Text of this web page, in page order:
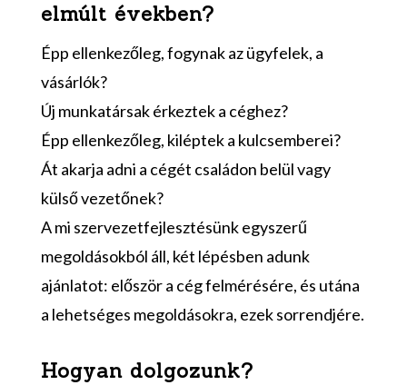
elmúlt években?
Épp ellenkezőleg, fogynak az ügyfelek, a
vásárlók?
Új munkatársak érkeztek a céghez?
Épp ellenkezőleg, kiléptek a kulcsemberei?
Át akarja adni a cégét családon belül vagy
külső vezetőnek?
A mi szervezetfejlesztésünk egyszerű
megoldásokból áll, két lépésben adunk
ajánlatot: először a cég felmérésére, és utána
a lehetséges megoldásokra, ezek sorrendjére.
Hogyan dolgozunk?